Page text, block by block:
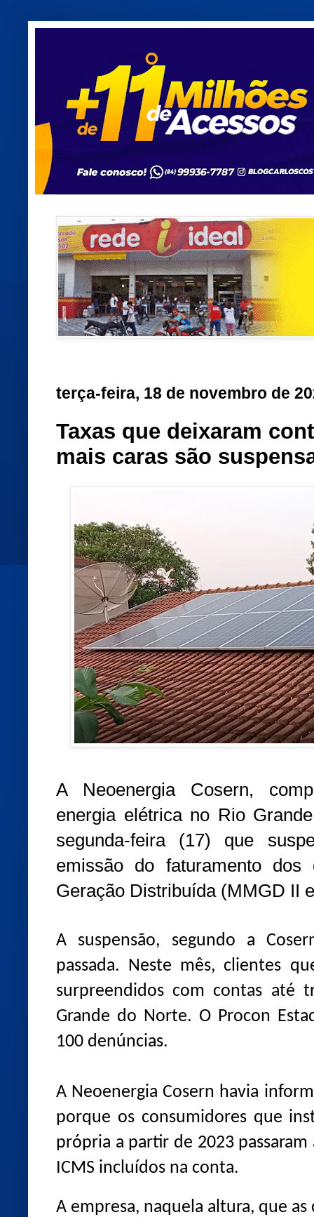
terça-feira, 18 de novembro de
Taxas que deixaram
mais caras são
A Neoenergia Cosern,
energia elétrica no Rio
segunda-feira (17) que
emissão do faturamento
Geração Distribuída (MMGD II
A suspensão, segundo a
passada. Neste mês, clientes
surpreendidos com contas até
Grande do Norte. O Procon
100 denúncias.
A Neoenergia Cosern havia
porque os consumidores que
própria a partir de 2023
ICMS incluídos na conta.
A empresa, naquela altura, que as